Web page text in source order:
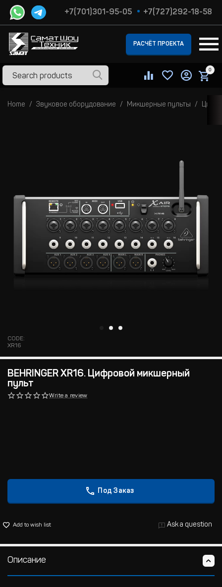
+7(701)301-95-05 +7(727)292-18-58
РАСЧЁТ ПРОЕКТА
0
Home Звуковое оборудование Микшерные пульты
CODE:
XR16
BEHRINGER XR16. Цифровой микшерный
пульт
Write a review
Под Заказ
Add to wish list Ask a question
Описание